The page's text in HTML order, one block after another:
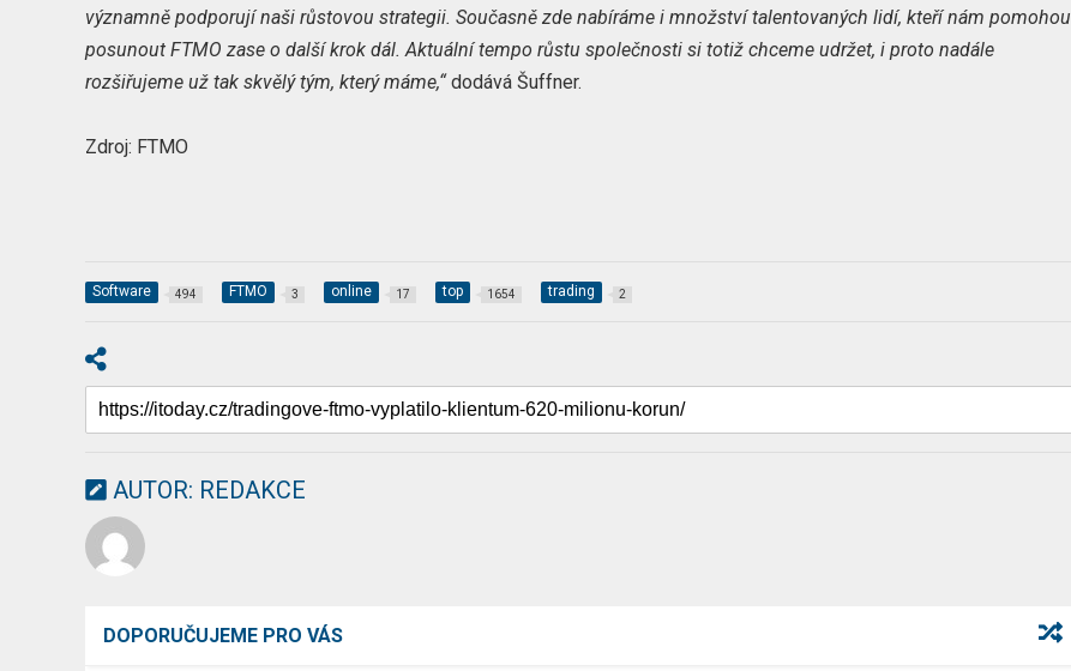
významně podporují naši růstovou strategii. Současně zde nabíráme i množství talentovaných lidí, kteří nám pomohou
posunout FTMO zase o další krok dál. Aktuální tempo růstu společnosti si totiž chceme udržet, i proto nadále
rozšiřujeme už tak skvělý tým, který máme,“dodává Šuffner.
Zdroj: FTMO
Software 494 FTMO 3 online 17 top 1654 trading 2
AUTOR: REDAKCE
DOPORUČUJEME PRO VÁS